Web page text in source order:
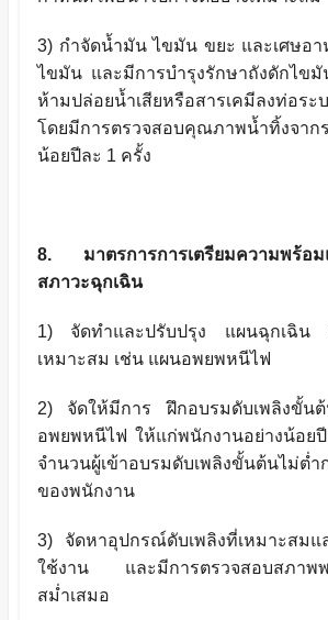
3) กำจัดน้ำมัน ไขมัน ขยะ และเศษอา
ไขมัน และมีการบำรุงรักษาถังดักไขมั
ห้ามปล่อยน้ำเสียหรือสารเคมีลงท่อระ
โดยมีการตรวจสอบคุณภาพน้ำทิ้งจาก
น้อยปีละ 1 ครั้ง
8. มาตรการการเตรียมความพร้อม
สภาวะฉุกเฉิน
1) จัดทำและปรับปรุง แผนฉุกเฉิน
เหมาะสม เช่น แผนอพยพหนีไฟ
2) จัดให้มีการ ฝึกอบรมดับเพลิงขั้
อพยพหนีไฟ ให้แก่พนักงานอย่างน้อย
จำนวนผู้เข้าอบรมดับเพลิงขั้นต้นไม่
ของพนักงาน
3) จัดหาอุปกรณ์ดับเพลิงที่เหมาะสมแ
ใช้งาน และมีการตรวจสอบสภาพพ
สม่ำเสมอ